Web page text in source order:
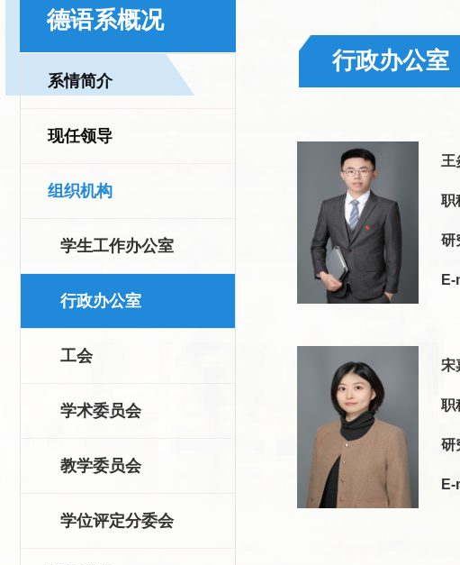
德语系概况
系情简介
现任领导
组织机构
学生工作办公室
行政办公室
工会
学术委员会
教学委员会
学位评定分委会
行政办公室
王
职
研
E-
宋
职
研
E-